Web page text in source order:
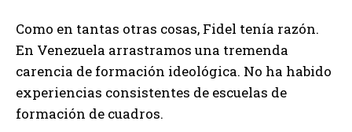
Como en tantas otras cosas, Fidel tenía razón.
En Venezuela arrastramos una tremenda
carencia de formación ideológica. No ha habido
experiencias consistentes de escuelas de
formación de cuadros.